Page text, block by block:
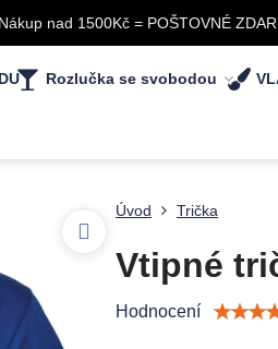
Nákup nad 1500Kč = POŠTOVNÉ
Rozlučka se svobodou
Úvod Trička
Vtipné
Hodnocení